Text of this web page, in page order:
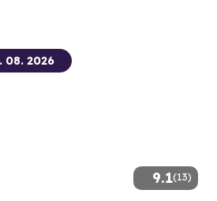
9.1(13)
08. 2026